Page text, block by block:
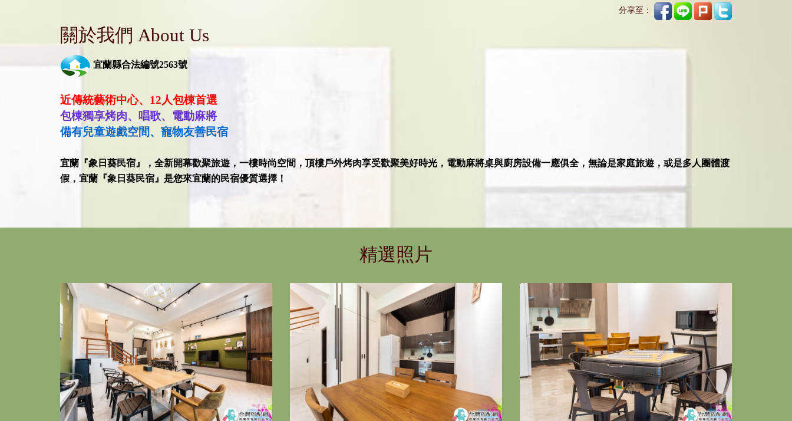
分享至：
關於我們 About Us
宜蘭縣合法編號2563號
近傳統藝術中心、12人包棟首選
包棟獨享烤肉、唱歌、電動麻將
備有兒童遊戲空間、寵物友善民宿
宜蘭『象日葵民宿』，全新開幕歡聚旅遊，一樓時尚空間，頂樓戶外烤肉享受歡聚美好時光，電動麻將桌與廚房設備一應俱全，無論是家庭旅遊，或是多人團體渡
假，宜蘭『象日葵民宿』是您來宜蘭的民宿優質選擇！
精選照片